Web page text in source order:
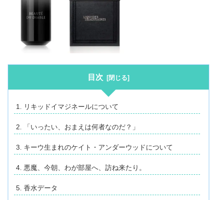
目次
リキッドイマジネールについて
「いったい、おまえは何者なのだ？」
キーウ生まれのケイト・アンダーウッドについて
悪魔、今朝、わが部屋へ、訪ね来たり。
香水データ